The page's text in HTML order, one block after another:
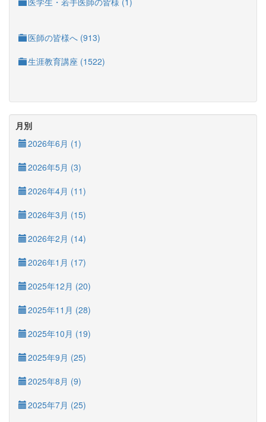
医師の皆様へ (913)
生涯教育講座 (1522)
月別
2026年6月 (1)
2026年5月 (3)
2026年4月 (11)
2026年3月 (15)
2026年2月 (14)
2026年1月 (17)
2025年12月 (20)
2025年11月 (28)
2025年10月 (19)
2025年9月 (25)
2025年8月 (9)
2025年7月 (25)